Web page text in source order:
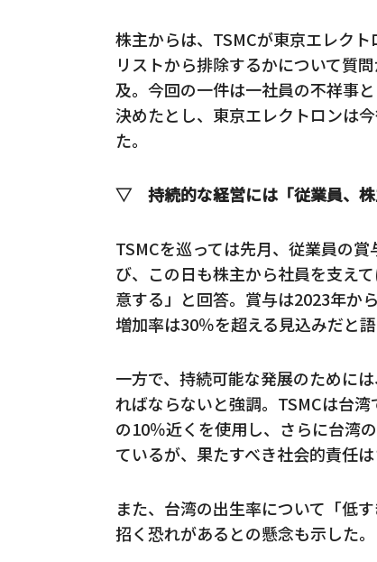
株主からは、TSMCが東京エレク
リストから排除するかについて質
及。今回の一件は一社員の不祥事
決めたとし、東京エレクトロンは
た。
▽ 持続的な経営には「従業員、株
TSMCを巡っては先月、従業員の
び、この日も株主から社員を支え
意する」と回答。賞与は2023年か
増加率は30％を超える見込みだと語
一方で、持続可能な発展のために
ればならないと強調。TSMCは台
の10％近くを使用し、さらに台湾
ているが、果たすべき社会的責任
また、台湾の出生率について「低
招く恐れがあるとの懸念も示した。